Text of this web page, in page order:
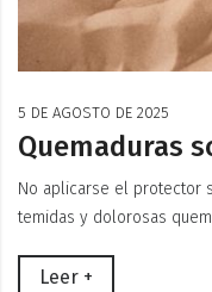
5 DE AGOSTO DE 2025
Quemaduras
No aplicarse el protector
temidas y dolorosas
Leer +